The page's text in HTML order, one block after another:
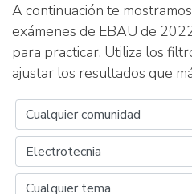
A continuación te
exámenes de EBAU de
para practicar. Utiliza los
ajustar los resultados que